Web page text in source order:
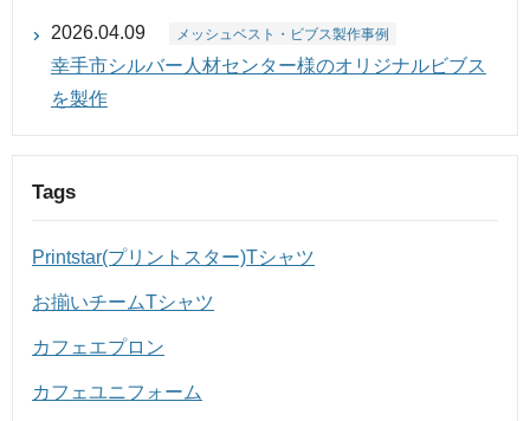
2026.04.09 メッシュベスト・ビブス製作事例
幸手市シルバー人材センター様のオリジナルビブス
を製作
Tags
Printstar(プリントスター)Tシャツ
お揃いチームTシャツ
カフェエプロン
カフェユニフォーム